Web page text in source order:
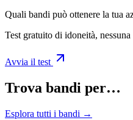
Quali bandi può ottenere la tua
Test gratuito di idoneità,
Avvia il test
Trova bandi per…
Esplora tutti i bandi →